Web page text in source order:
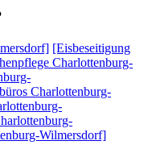
[Eisbeseitigung
Charlottenburg-
Charlottenburg-
Wilmersdorf]